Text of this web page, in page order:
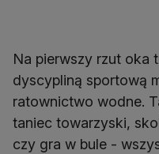
Na pierwszy rzut oka
dyscypliną sportową
ratownictwo wodne.
taniec towarzyski,
czy gra w bule -